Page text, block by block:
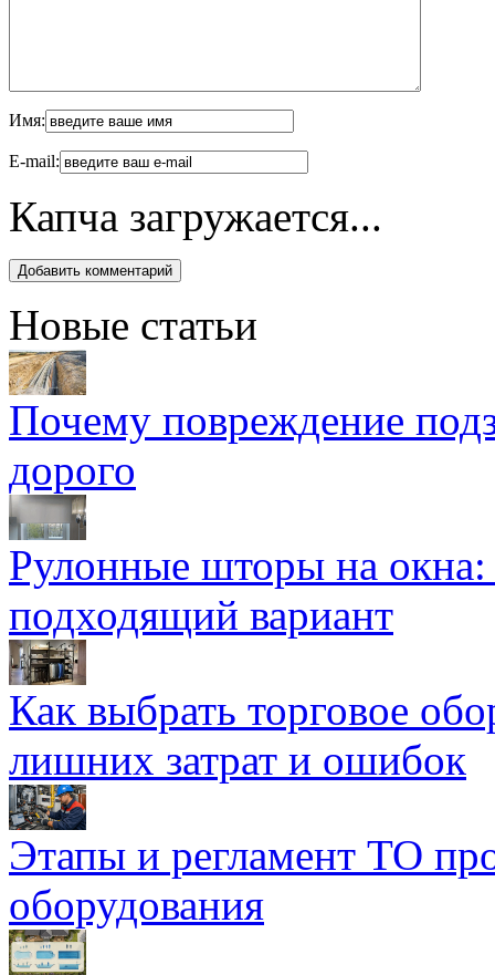
Имя:
E-mail:
Капча загружается...
Новые статьи
Почему повреждение
дорого
Рулонные шторы на
подходящий вариант
Как выбрать торговое
лишних затрат и ошибок
Этапы и регламент ТО
оборудования